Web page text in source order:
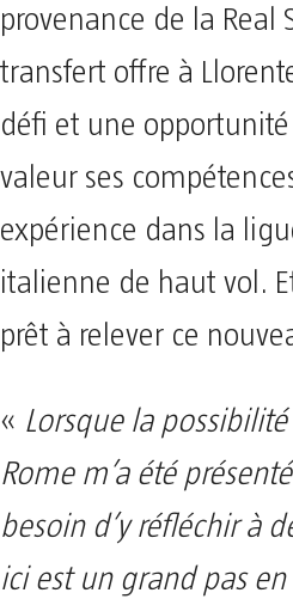
provenance de la Real
transfert offre à
défi et une
valeur ses
expérience dans la
italienne de haut vol.
prêt à relever ce
« Lorsque la
Rome m’a été
besoin d’y réfléchir à
ici est un grand pas